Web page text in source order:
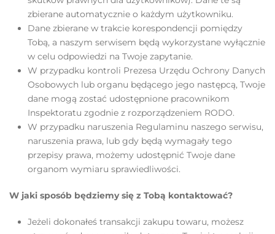
zbierane automatycznie o każdym użytkowniku.
Dane zbierane w trakcie korespondencji pomiędzy
Tobą, a naszym serwisem będą wykorzystane wyłącznie
w celu odpowiedzi na Twoje zapytanie.
W przypadku kontroli Prezesa Urzędu Ochrony Danych
Osobowych lub organu będącego jego następcą, Twoje
dane mogą zostać udostępnione pracownikom
Inspektoratu zgodnie z rozporządzeniem RODO.
W przypadku naruszenia Regulaminu naszego serwisu,
naruszenia prawa, lub gdy będą wymagały tego
przepisy prawa, możemy udostępnić Twoje dane
organom wymiaru sprawiedliwości.
W jaki sposób będziemy się z Tobą kontaktować?
Jeżeli dokonałeś transakcji zakupu towaru, możesz